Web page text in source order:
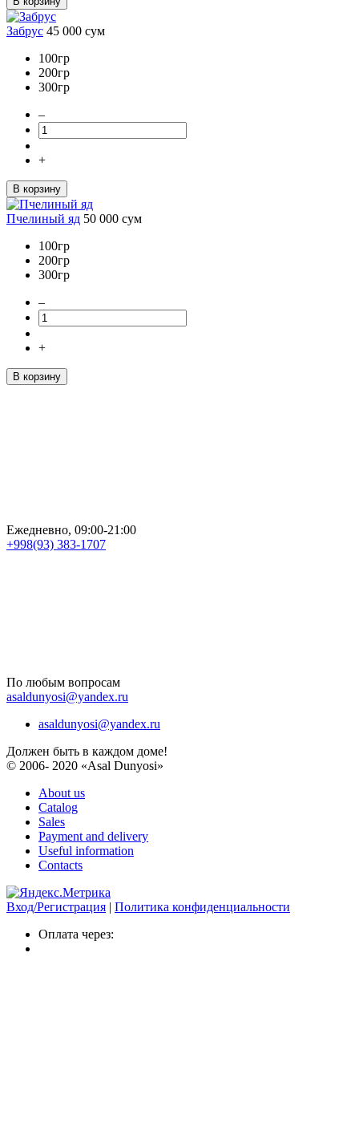
Забрус 45 000 сум
100гр
200гр
300гр
–
+
В корзину
Пчелиный яд 50 000 сум
100гр
200гр
300гр
–
+
В корзину
Ежедневно, 09:00-21:00
+998(93) 383-1707
По любым вопросам
asaldunyosi@yandex.ru
asaldunyosi@yandex.ru
Должен быть в каждом доме!
© 2006- 2020 «Asal Dunyosi»
About us
Catalog
Sales
Payment and delivery
Useful information
Contacts
Вход/Регистрация | Политика конфиденциальности
Оплата через: